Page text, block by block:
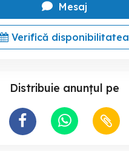
Mesaj
Verifică disponibilitatea
Distribuie anunțul pe